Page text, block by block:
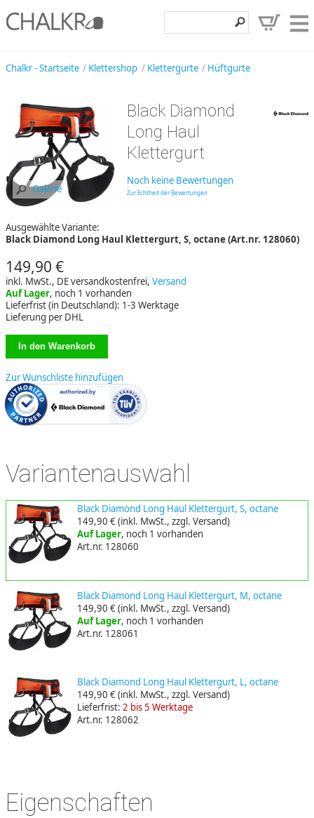
Klettershop
Entdecken
Hilfe, Kontakt
Chalkr - Startseite Klettershop Klettergurte Hüftgurte
Galerie
Black Diamond
Long Haul
Klettergurt
Noch keine Bewertungen
Zur Echtheit der Bewertungen
Ausgewählte Variante:
Black Diamond Long Haul Klettergurt, S, octane (Art.nr. 128060)
149,90 €
inkl. MwSt., DE versandkostenfrei, Versand
Auf Lager, noch 1 vorhanden
Lieferfrist (in Deutschland): 1-3 Werktage
Lieferung per DHL
Zur Wunschliste hinzufügen
Variantenauswahl
Black Diamond Long Haul Klettergurt, S, octane
149,90 €(inkl. MwSt., zzgl. Versand)
Auf Lager, noch 1 vorhanden
Art.nr. 128060
Black Diamond Long Haul Klettergurt, M, octane
149,90 €(inkl. MwSt., zzgl. Versand)
Auf Lager, noch 1 vorhanden
Art.nr. 128061
Black Diamond Long Haul Klettergurt, L, octane
149,90 €(inkl. MwSt., zzgl. Versand)
Lieferfrist: 2 bis 5 Werktage
Art.nr. 128062
Eigenschaften